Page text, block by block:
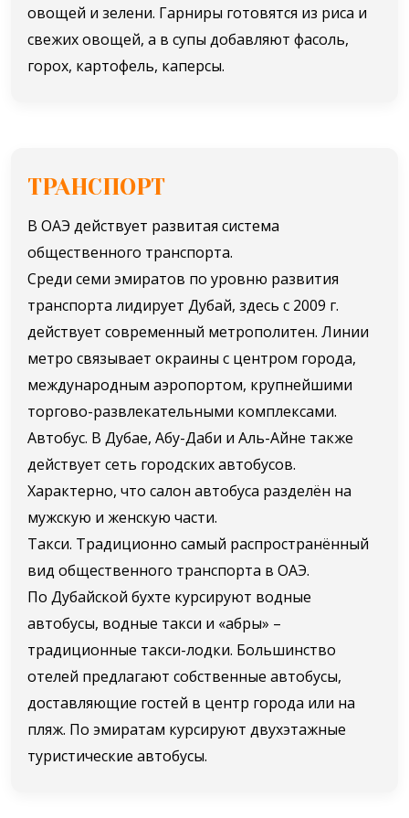
овощей и зелени. Гарниры готовятся из риса и
свежих овощей, а в супы добавляют фасоль,
горох, картофель, каперсы.
ТРАНСПОРТ
В ОАЭ действует развитая система
общественного транспорта.
Среди семи эмиратов по уровню развития
транспорта лидирует Дубай, здесь с 2009 г.
действует современный метрополитен. Линии
метро связывает окраины с центром города,
международным аэропортом, крупнейшими
торгово-развлекательными комплексами.
Автобус. В Дубае, Абу-Даби и Аль-Айне также
действует сеть городских автобусов.
Характерно, что салон автобуса разделён на
мужскую и женскую части.
Такси. Традиционно самый распространённый
вид общественного транспорта в ОАЭ.
По Дубайской бухте курсируют водные
автобусы, водные такси и «абры» –
традиционные такси-лодки. Большинство
отелей предлагают собственные автобусы,
доставляющие гостей в центр города или на
пляж. По эмиратам курсируют двухэтажные
туристические автобусы.